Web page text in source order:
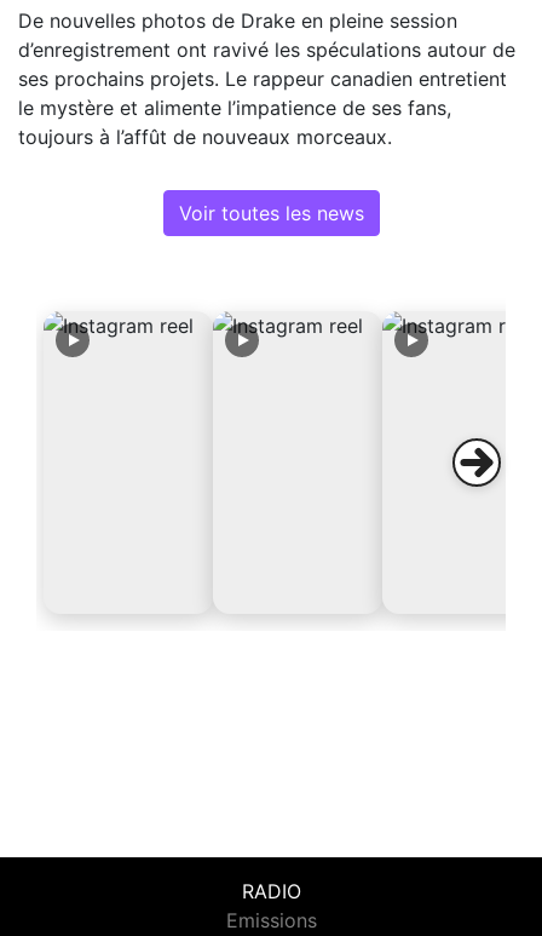
De nouvelles photos de Drake en pleine session
d’enregistrement ont ravivé les spéculations autour de
ses prochains projets. Le rappeur canadien entretient
le mystère et alimente l’impatience de ses fans,
toujours à l’affût de nouveaux morceaux.
Voir toutes les news
RADIO
Emissions